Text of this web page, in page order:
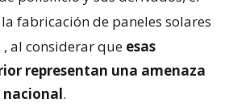
fabricación de paneles solares
, al considerar que esas
representan una amenaza
nacional.